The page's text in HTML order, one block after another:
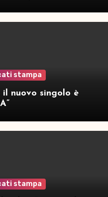
stampa
il nuovo singolo è
stampa